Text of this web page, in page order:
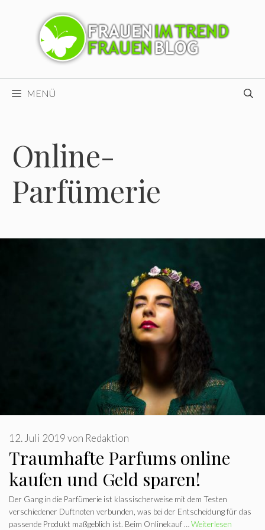
MENÜ
Online-
Parfümerie
Traumhafte Parfums online
kaufen und Geld sparen!
12. Juli 2019von Redaktion
Der Gang in die Parfümerie ist klassischerweise mit dem Testen
verschiedener Duftnoten verbunden, was bei der Entscheidung für das
passende Produkt maßgeblich ist. Beim Onlinekauf …Weiterlesen